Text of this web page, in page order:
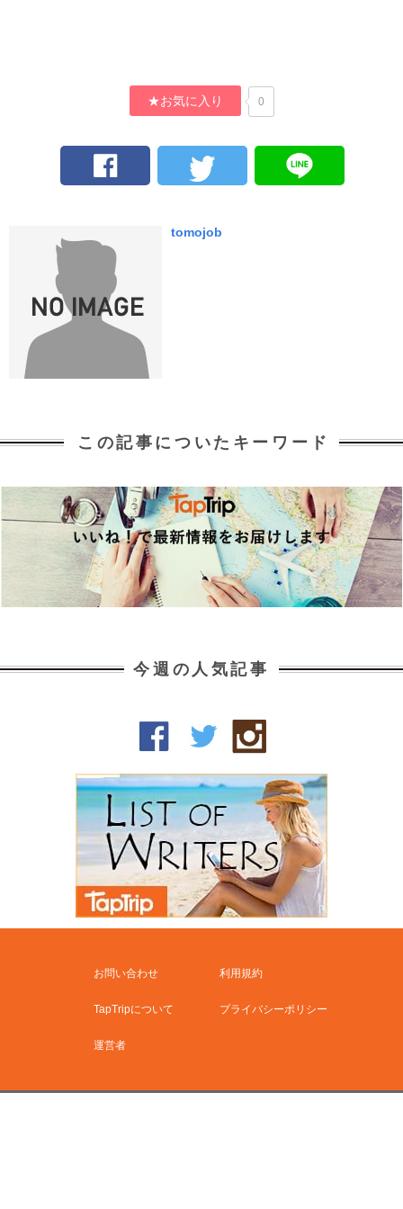
★お気に入り 0
tomojob
この記事についたキーワード
今週の人気記事
お問い合わせ 利用規約
TapTripについて プライバシーポリシー
運営者